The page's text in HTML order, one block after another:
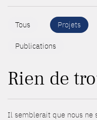
Tous Projets
Publications
Rien de
Il semblerait que nous ne